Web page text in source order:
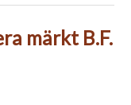
märkt B.F.